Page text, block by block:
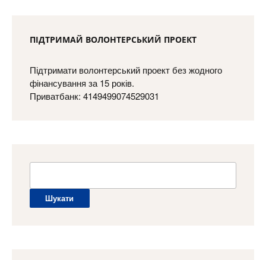
ПІДТРИМАЙ ВОЛОНТЕРСЬКИЙ ПРОЕКТ
Підтримати волонтерський проект без жодного
фінансування за 15 років.
Приватбанк: 4149499074529031